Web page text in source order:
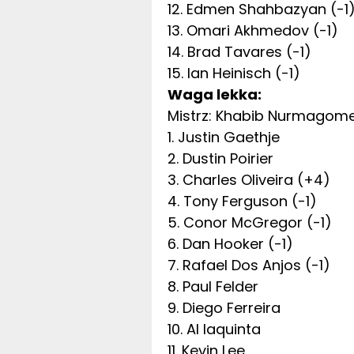
12. Edmen Shahbazyan (-1)
13. Omari Akhmedov (-1)
14. Brad Tavares (-1)
15. Ian Heinisch (-1)
Waga lekka:
Mistrz: Khabib
1. Justin Gaethje
2. Dustin Poirier
3. Charles Oliveira (+4)
4. Tony Ferguson (-1)
5. Conor McGregor (-1)
6. Dan Hooker (-1)
7. Rafael Dos Anjos (-1)
8. Paul Felder
9. Diego Ferreira
10. Al Iaquinta